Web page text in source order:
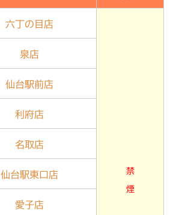
六丁の目店
禁
煙
泉店
仙台駅前店
利府店
名取店
仙台駅東口店
愛子店